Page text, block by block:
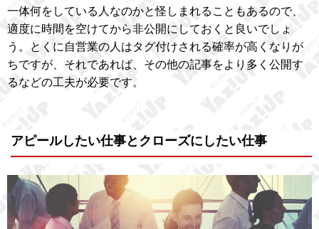
一体何をしている人なのかと怪しまれることもあるので、
適度に時間を空けてから非公開にしておくと良いでしょ
う。とくに自営業の人はタグ付けされる確率が高くなりが
ちですが、それであれば、その他の記事をより多く公開す
るなどの工夫が必要です。
アピールしたい仕事とクローズにしたい仕事